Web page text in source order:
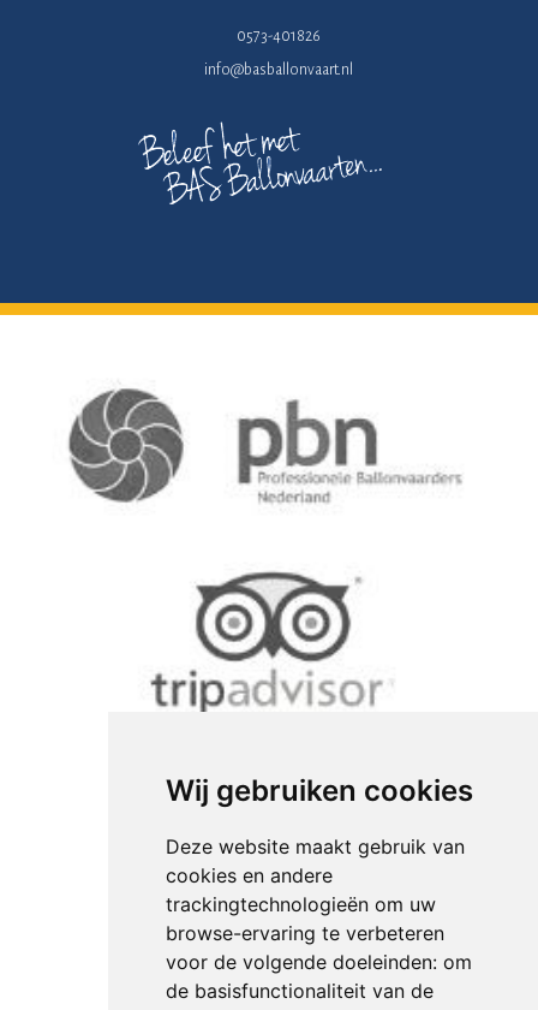
Wij gebruiken cookies
Deze website maakt gebruik van
cookies en andere
trackingtechnologieën om uw
browse-ervaring te verbeteren
voor de volgende doeleinden: om
de basisfunctionaliteit van de
0573-401826
info@basballonvaart.nl